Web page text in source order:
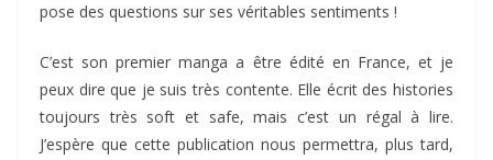
pose des questions sur ses véritables sentiments !
C’est son premier manga a être édité en France, et je
peux dire que je suis très contente. Elle écrit des histories
toujours très soft et safe, mais c’est un régal à lire.
J’espère que cette publication nous permettra, plus tard,